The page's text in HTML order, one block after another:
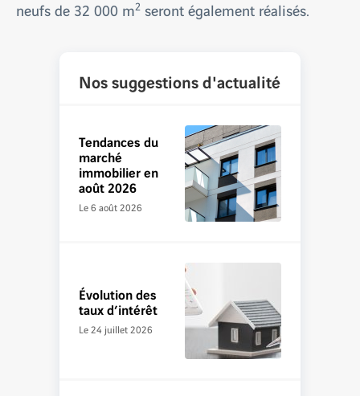
Nos suggestions d'actualité
Tendances du
marché
immobilier en
août 2026
Le 6 août 2026
Évolution des
taux d’intérêt
Le 24 juillet 2026
neufs de 32 000 m2 seront également réalisés.